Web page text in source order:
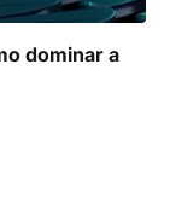
dominar a